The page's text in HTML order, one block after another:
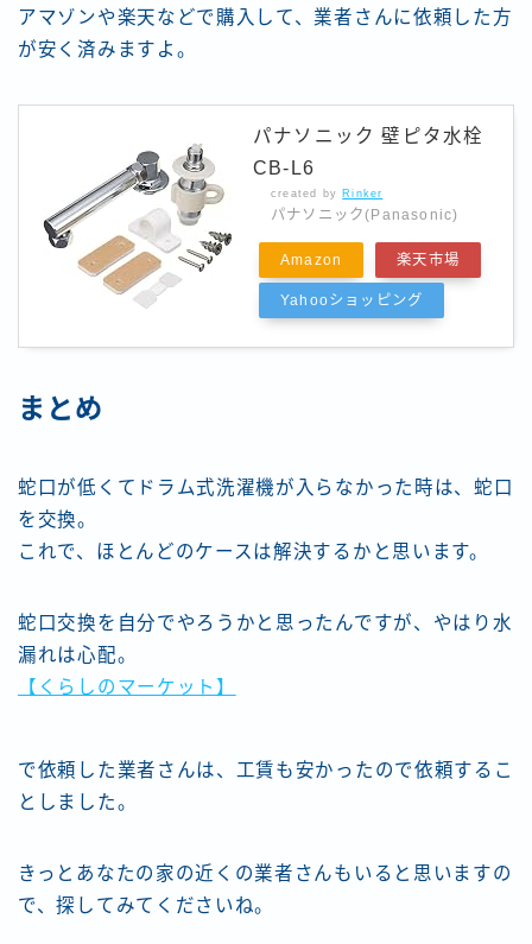
アマゾンや楽天などで購入して、業者さんに依頼した方
が安く済みますよ。
パナソニック 壁ピタ水栓
CB-L6
created by Rinker
パナソニック(Panasonic)
Amazon 楽天市場
Yahooショッピング
まとめ
蛇口が低くてドラム式洗濯機が入らなかった時は、蛇口
を交換。
これで、ほとんどのケースは解決するかと思います。
蛇口交換を自分でやろうかと思ったんですが、やはり水
漏れは心配。
【くらしのマーケット】
で依頼した業者さんは、工賃も安かったので依頼するこ
としました。
きっとあなたの家の近くの業者さんもいると思いますの
で、探してみてくださいね。